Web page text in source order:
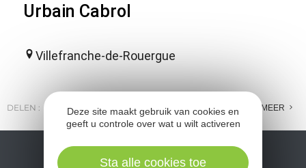
Urbain Cabrol
Villefranche-de-Rouergue
DELEN : E-MAIL MESSENGER FACEBOOK MEER
Deze site maakt gebruik van cookies en
geeft u controle over wat u wilt activeren
Sta alle cookies toe